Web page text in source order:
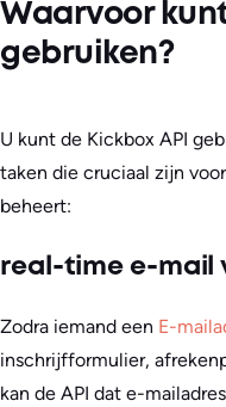
Waarvoor kunt
gebruiken?
U kunt de Kickbox API
taken die cruciaal zijn
beheert:
real-time e-mail
Zodra iemand een E-
inschrijfformulier,
kan de API dat e-